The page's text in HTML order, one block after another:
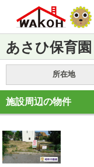
あさひ保育園
所在地
施設周辺の物件